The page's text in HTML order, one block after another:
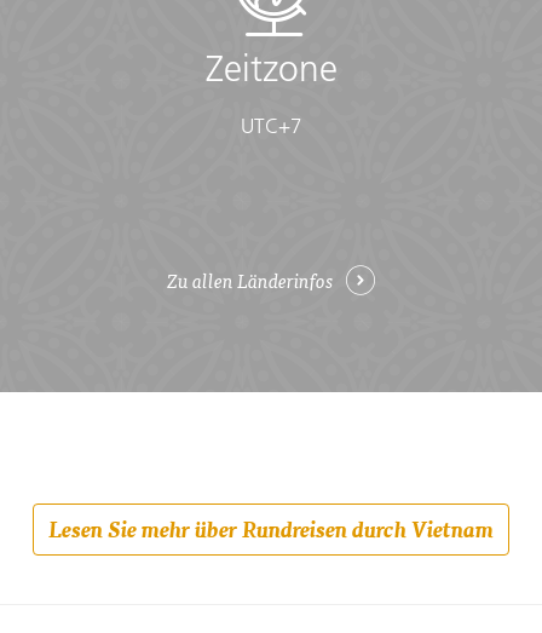
Angkor per Rad (ab/bis Ho-Chi-
Zeitzone
UTC+7
Zu allen Länderinfos
Lesen Sie mehr über Rundreisen durch Vietnam